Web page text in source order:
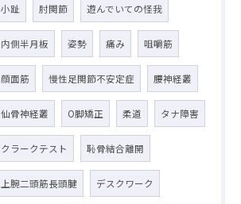
小趾 肘関節 遊んでいての怪我
内側半月板 姿勢 痛み 咀嚼筋
顔面筋 慢性足関節不安定症 腰神経叢
仙骨神経叢 O脚矯正 柔道 タナ障害
クラークテスト 恥骨結合離開
上腕二頭筋長頭腱 デスクワーク